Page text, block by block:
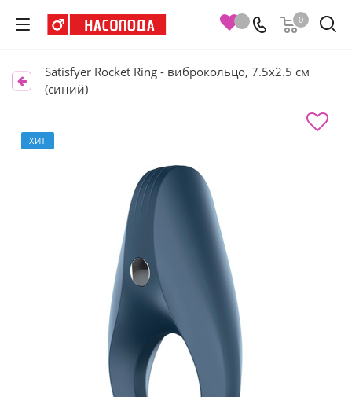
0
Satisfyer Rocket Ring - виброкольцо, 7.5х2.5 см
(синий)
ХИТ